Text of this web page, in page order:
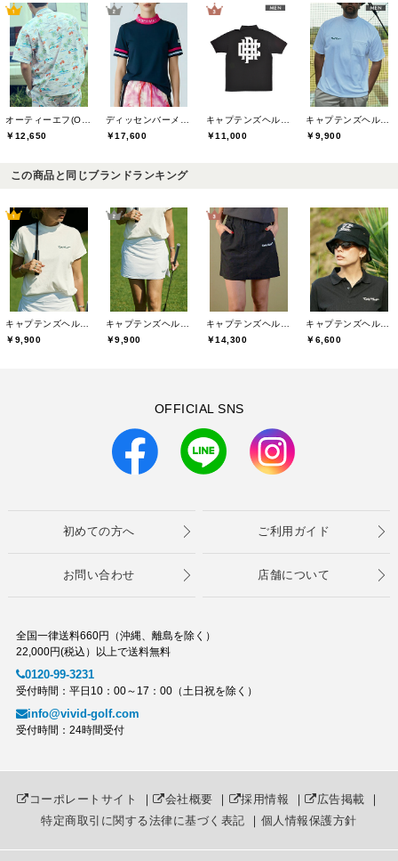
￥12,650
￥17,600
￥11,000
￥9,900
この商品と同じブランドランキング
キャプテンズヘルムゴルフ(Captains Helm Golf)
￥9,900
キャプテンズヘルムゴルフ(Captains Helm Golf)
￥9,900
キャプテンズヘルムゴルフ(Captains Helm Golf)
￥14,300
キャプテンズヘルムゴルフ(Captains Helm Golf)
￥6,600
OFFICIAL SNS
初めての方へ ご利用ガイド
お問い合わせ 店舗について
全国一律送料660円（沖縄、離島を除く）
22,000円(税込）以上で送料無料
0120-99-3231
受付時間：平日10：00～17：00（土日祝を除く）
info@vivid-golf.com
受付時間：24時間受付
コーポレートサイト ｜ 会社概要 ｜ 採用情報 ｜ 広告掲載 ｜
特定商取引に関する法律に基づく表記 ｜ 個人情報保護方針